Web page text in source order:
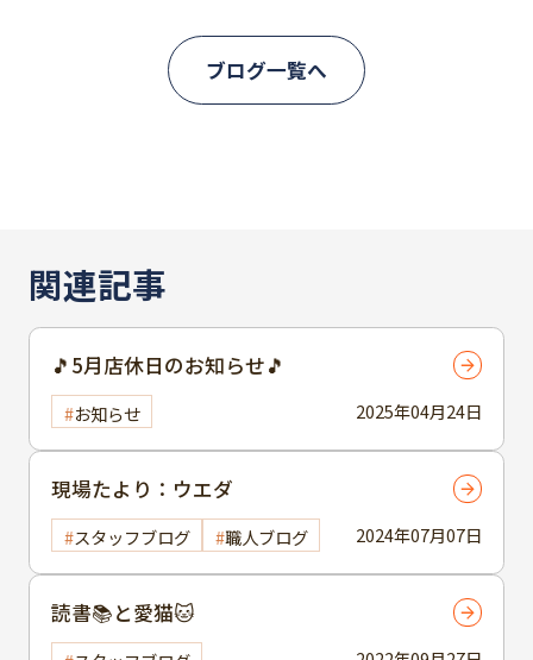
ブログ一覧へ
関連記事
2025年04月24日
🎵5月店休日のお知らせ🎵
お知らせ
2024年07月07日
現場たより：ウエダ
スタッフブログ 職人ブログ
読書📚と愛猫🐱